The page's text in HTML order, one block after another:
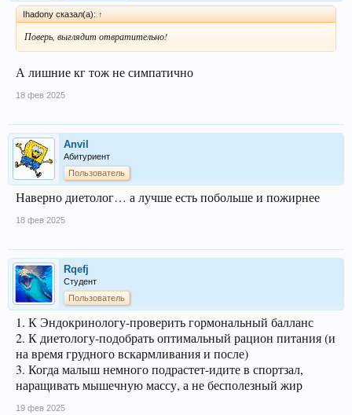
Ihadony сказал(а): ↑
Поверь, выглядит отвратительно!
А лишние кг тож не симпатично
18 фев 2025
Anvil
Абитуриент
Пользователь
Наверно диетолог… а лучше есть побольше и пожирнее
18 фев 2025
Rqefj
Студент
Пользователь
1. К Эндокринологу-проверить гормональный балланс
2. К диетологу-подобрать оптимальный рацион питания (и
на время грудного вскармливания и после)
3. Когда малыш немного подрастет-идите в спортзал,
наращивать мышечную массу, а не бесполезный жир
19 фев 2025